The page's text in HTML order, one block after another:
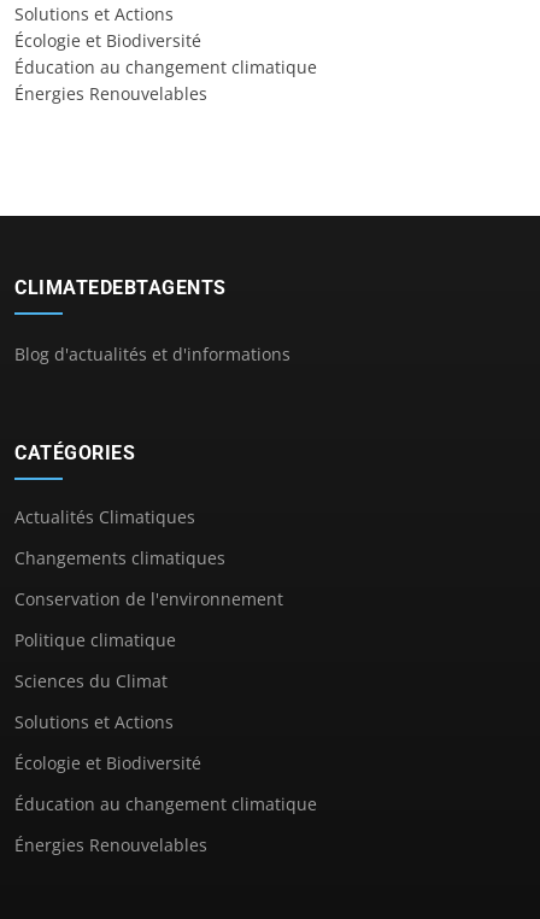
Solutions et Actions
Écologie et Biodiversité
Éducation au changement climatique
Énergies Renouvelables
CLIMATEDEBTAGENTS
Blog d'actualités et d'informations
CATÉGORIES
Actualités Climatiques
Changements climatiques
Conservation de l'environnement
Politique climatique
Sciences du Climat
Solutions et Actions
Écologie et Biodiversité
Éducation au changement climatique
Énergies Renouvelables